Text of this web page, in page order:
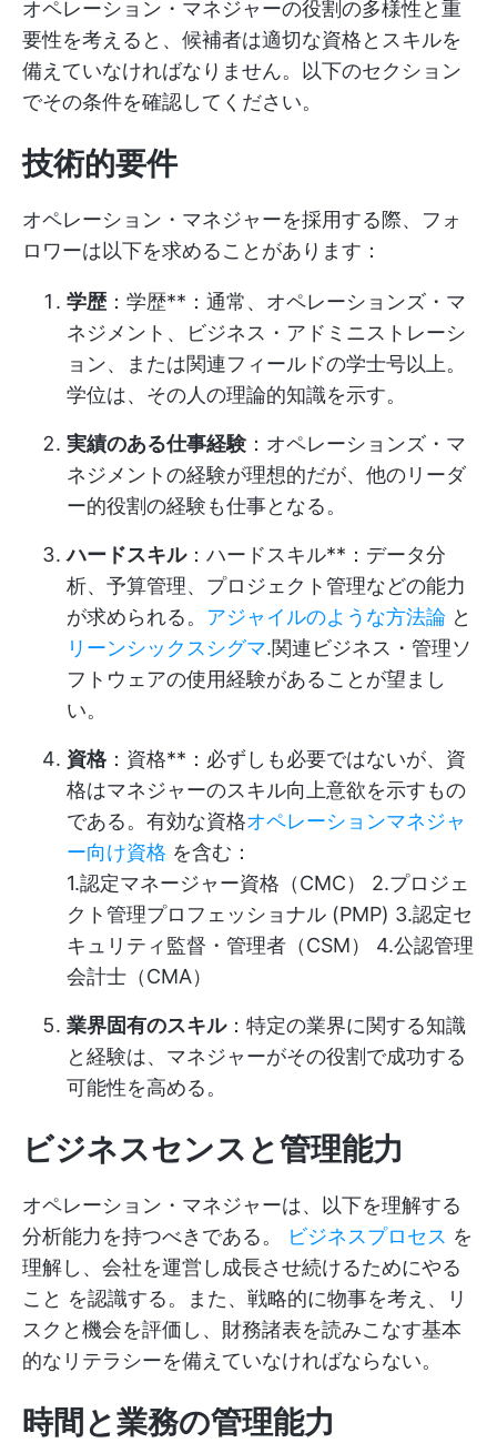
オペレーション・マネジャーの役割の多様性と重
要性を考えると、候補者は適切な資格とスキルを
備えていなければなりません。以下のセクション
でその条件を確認してください。
技術的要件
オペレーション・マネジャーを採用する際、フォ
ロワーは以下を求めることがあります：
学歴 ：学歴**：通常、オペレーションズ・マ
ネジメント、ビジネス・アドミニストレーシ
ョン、または関連フィールドの学士号以上。
学位は、その人の理論的知識を示す。
実績のある仕事経験 ：オペレーションズ・マ
ネジメントの経験が理想的だが、他のリーダ
ー的役割の経験も仕事となる。
ハードスキル：ハードスキル**：データ分
析、予算管理、プロジェクト管理などの能力
が求められる。 アジャイルのような方法論 と
リーンシックスシグマ.関連ビジネス・管理ソ
フトウェアの使用経験があることが望まし
い。
資格：資格**：必ずしも必要ではないが、資
格はマネジャーのスキル向上意欲を示すもの
である。有効な資格オペレーションマネジャ
ー向け資格 を含む：
1.認定マネージャー資格（CMC） 2.プロジェ
クト管理プロフェッショナル (PMP) 3.認定セ
キュリティ監督・管理者（CSM） 4.公認管理
会計士（CMA）
業界固有のスキル：特定の業界に関する知識
と経験は、マネジャーがその役割で成功する
可能性を高める。
ビジネスセンスと管理能力
オペレーション・マネジャーは、以下を理解する
分析能力を持つべきである。
ビジネスプロセス を
理解し、会社を運営し成長させ続けるためにやる
こと を認識する。また、戦略的に物事を考え、リ
スクと機会を評価し、財務諸表を読みこなす基本
的なリテラシーを備えていなければならない。
時間と業務の管理能力